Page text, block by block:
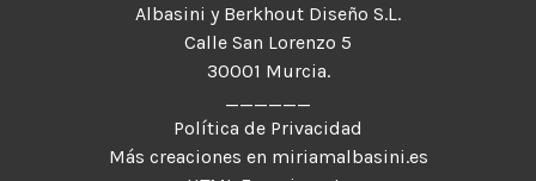
Albasini y Berkhout Diseño S.L.
Calle San Lorenzo 5
30001 Murcia.
______
Política de Privacidad
Más creaciones en miriamalbasini.es